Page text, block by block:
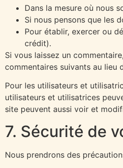
Dans la mesure où nous
Si nous pensons que les
Pour établir, exercer ou
crédit).
Si vous laissez un
commentaires suivants au lieu
Pour les utilisateurs et
utilisateurs et utilisatrices
site peuvent aussi voir et
7. Sécurité de
Nous prendrons des